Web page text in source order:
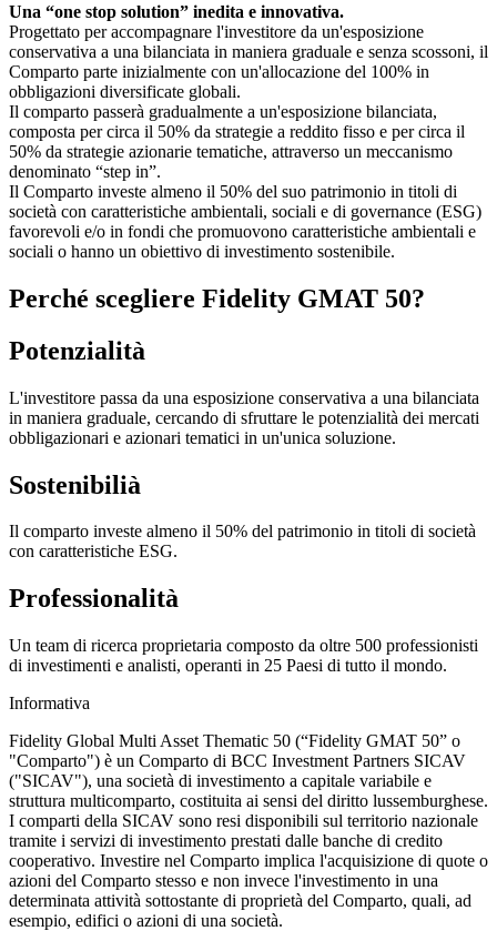
Una “one stop solution” inedita e innovativa.
Progettato per accompagnare l'investitore da un'esposizione
conservativa a una bilanciata in maniera graduale e senza scossoni, il
Comparto parte inizialmente con un'allocazione del 100% in
obbligazioni diversificate globali.
Il comparto passerà gradualmente a un'esposizione bilanciata,
composta per circa il 50% da strategie a reddito fisso e per circa il
50% da strategie azionarie tematiche, attraverso un meccanismo
denominato “step in”.
Il Comparto investe almeno il 50% del suo patrimonio in titoli di
società con caratteristiche ambientali, sociali e di governance (ESG)
favorevoli e/o in fondi che promuovono caratteristiche ambientali e
sociali o hanno un obiettivo di investimento sostenibile.
Perché scegliere Fidelity GMAT 50?
Potenzialità
L'investitore passa da una esposizione conservativa a una bilanciata
in maniera graduale, cercando di sfruttare le potenzialità dei mercati
obbligazionari e azionari tematici in un'unica soluzione.
Sostenibilià
Il comparto investe almeno il 50% del patrimonio in titoli di società
con caratteristiche ESG.
Professionalità
Un team di ricerca proprietaria composto da oltre 500 professionisti
di investimenti e analisti, operanti in 25 Paesi di tutto il mondo.
Informativa
Fidelity Global Multi Asset Thematic 50 (“Fidelity GMAT 50” o
"Comparto") è un Comparto di BCC Investment Partners SICAV
("SICAV"), una società di investimento a capitale variabile e
struttura multicomparto, costituita ai sensi del diritto lussemburghese.
I comparti della SICAV sono resi disponibili sul territorio nazionale
tramite i servizi di investimento prestati dalle banche di credito
cooperativo. Investire nel Comparto implica l'acquisizione di quote o
azioni del Comparto stesso e non invece l'investimento in una
determinata attività sottostante di proprietà del Comparto, quali, ad
esempio, edifici o azioni di una società.